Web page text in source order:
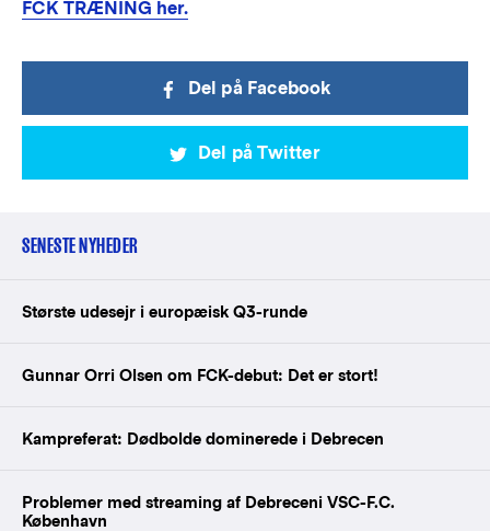
FCK TRÆNING her.
Del på Facebook
Del på Twitter
SENESTE NYHEDER
Største udesejr i europæisk Q3-runde
Gunnar Orri Olsen om FCK-debut: Det er stort!
Kampreferat: Dødbolde dominerede i Debrecen
Problemer med streaming af Debreceni VSC-F.C.
København